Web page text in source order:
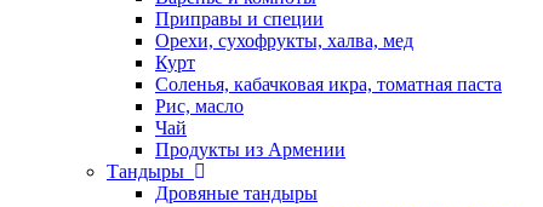
Приправы и специи
Орехи, сухофрукты, халва, мед
Курт
Соленья, кабачковая икра, томатная паста
Рис, масло
Чай
Продукты из Армении
Тандыры
Дровяные тандыры